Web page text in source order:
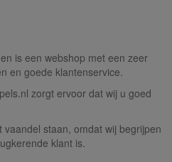
is een webshop met een zeer
en goede klantenservice.
zorgt ervoor dat wij u goed
staan, omdat wij begrijpen
klant is.